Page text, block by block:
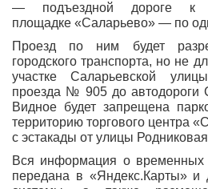
— подъездной дороге к
площадке «Саларьево» — по
Проезд по ним будет
городского транспорта, но не
участке Саларьевской
проезда № 905 до
Видное будет запрещена
территорию торгового центра
с эстакады от улицы Родниковая
Вся информация о временных
передана в «Яндекс.Карты» и